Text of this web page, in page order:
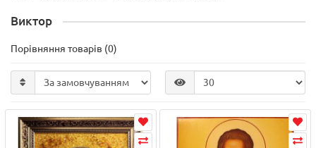
Виктор
Порівняння товарів (0)